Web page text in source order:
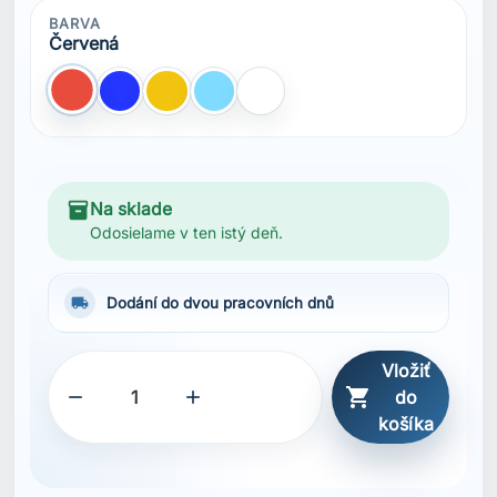

Popis
Technický úpletový jersey materiál
Tištěná loga
Recyklovaný obsah
bluesign® produkt